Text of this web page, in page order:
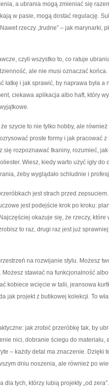
a ubrania mogą zmieniać się
w pasie, mogą dostać regulację.
rzeczy „trudne” – jak marynarki,
czyli wszystko to, co ratuje
ale nie musi oznaczać
łatkę i jak sprawić, by naprawa była
ciekawa aplikacja albo haft, który
szycie to nie tylko hobby, ale
proste formy i jak pracować
się rozpoznawać tkaniny, rozumieć,
Wiesz, kiedy warto użyć igły
żeby wyglądało schludnie i
jest strach przed
jest podejście krok po kroku:
okazuje się, że rzeczy,
to raz, drugi raz jest już
na rozwijanie stylu. Możesz
stawiać na funkcjonalność
kobiece wcięcie w talii, jeansowa
jak projekt z butikowej kolekcji. To
jak zrobić przeróbkę tak, by
nici, dobranie ściegu do materiału,
– każdy detal ma znaczenie. Dzięki
dniu noszenia, ale również po
dla tych, którzy lubią projekty „od